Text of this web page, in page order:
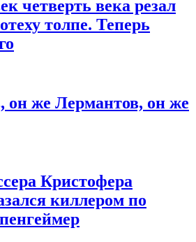
четверть века резал
толпе. Теперь
он же Лермантов, он же
Кристофера
киллером по